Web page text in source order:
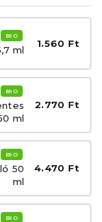
BIO
ml
1.560 Ft
BIO
ml
2.770 Ft
BIO
50
ml
4.470 Ft
BIO